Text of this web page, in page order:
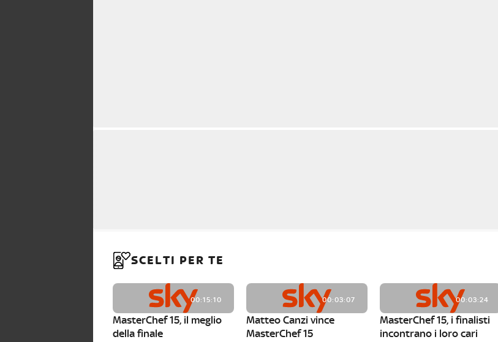
SCELTI PER TE
00:15:10
MasterChef 15, il meglio
della finale
00:03:07
Matteo Canzi vince
MasterChef 15
00:03:24
MasterChef 15, i finalisti
incontrano i loro cari